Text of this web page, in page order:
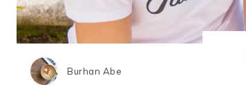
Burhan Abe